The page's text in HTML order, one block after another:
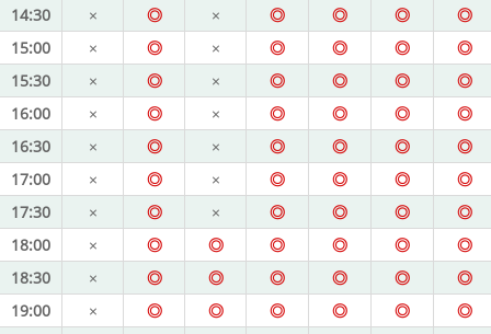
14:30
× ◎ × ◎ ◎ ◎
◎
15:00
× ◎ × ◎ ◎ ◎
◎
15:30
× ◎ × ◎ ◎ ◎
◎
16:00
× ◎ × ◎ ◎ ◎
◎
16:30
× ◎ × ◎ ◎ ◎
◎
17:00
× ◎ × ◎ ◎ ◎
◎
17:30
× ◎ × ◎ ◎ ◎
◎
18:00
× ◎ ◎ ◎ ◎ ◎
◎
18:30
× ◎ ◎ ◎ ◎ ◎
◎
19:00
× ◎ ◎ ◎ ◎ ◎
◎